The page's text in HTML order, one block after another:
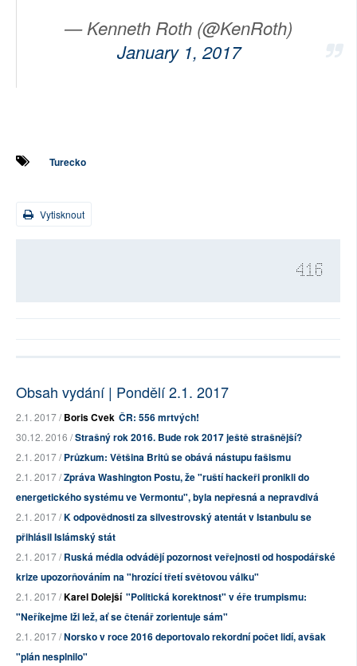
— Kenneth Roth (@KenRoth)
January 1, 2017
Turecko
Vytisknout
416
Obsah vydání | Pondělí 2.1. 2017
2.1. 2017 /Boris Cvek ČR: 556 mrtvých!
30.12. 2016 /Strašný rok 2016. Bude rok 2017 ještě strašnější?
2.1. 2017 /Průzkum: Většina Britů se obává nástupu fašismu
2.1. 2017 /Zpráva Washington Postu, že "ruští hackeři pronikli do
energetického systému ve Vermontu", byla nepřesná a nepravdivá
2.1. 2017 /K odpovědnosti za silvestrovský atentát v Istanbulu se
přihlásil Islámský stát
2.1. 2017 /Ruská média odvádějí pozornost veřejnosti od hospodářské
krize upozorňováním na "hrozící třetí světovou válku"
2.1. 2017 /Karel Dolejší "Politická korektnost" v éře trumpismu:
"Neříkejme lži lež, ať se čtenář zorientuje sám"
2.1. 2017 /Norsko v roce 2016 deportovalo rekordní počet lidí, avšak
"plán nesplnilo"